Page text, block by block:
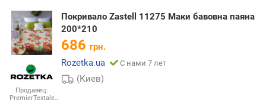
Продавец:
PremierTextale…
Покривало Zastell 11275 Маки бавовна паяна
200*210
686 грн.
Rozetka.ua
С нами 7 лет
(Киев)